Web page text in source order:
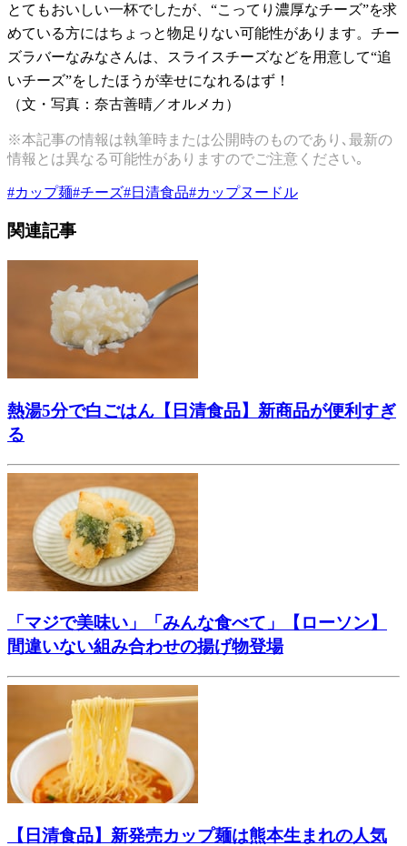
とてもおいしい一杯でしたが、“こってり濃厚なチーズ”を求
めている方にはちょっと物足りない可能性があります。チー
ズラバーなみなさんは、スライスチーズなどを用意して“追
いチーズ”をしたほうが幸せになれるはず！
（文・写真：奈古善晴／オルメカ）
※本記事の情報は執筆時または公開時のものであり､最新の
情報とは異なる可能性がありますのでご注意ください｡
#カップ麺#チーズ#日清食品#カップヌードル
関連記事
熱湯5分で白ごはん【日清食品】新商品が便利すぎ
る
「マジで美味い」「みんな食べて」【ローソン】
間違いない組み合わせの揚げ物登場
【日清食品】新発売カップ麺は熊本生まれの人気